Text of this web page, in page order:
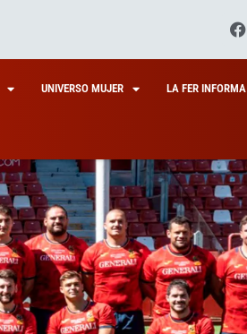
UNIVERSO MUJER LA FER INFORMA